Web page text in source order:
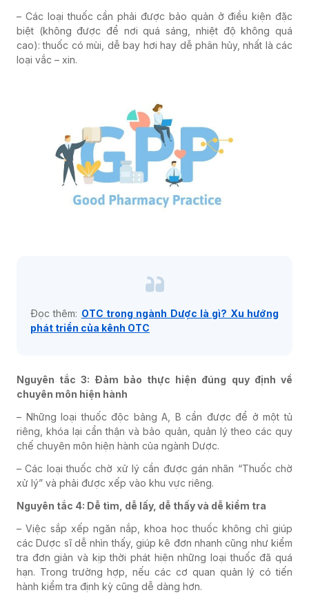
– Các loại thuốc cần phải được bảo quản ở điều kiện đặc
biệt (không được để nơi quá sáng, nhiệt độ không quá
cao): thuốc có mùi, dễ bay hơi hay dễ phân hủy, nhất là các
loại vắc – xin.
Đọc thêm: OTC trong ngành Dược là gì? Xu hướng
phát triển của kênh OTC
Nguyên tắc 3: Đảm bảo thực hiện đúng quy định về
chuyên môn hiện hành
– Những loại thuốc độc bảng A, B cần được để ở một tủ
riêng, khóa lại cẩn thận và bảo quản, quản lý theo các quy
chế chuyên môn hiện hành của ngành Dược.
– Các loại thuốc chờ xử lý cần được gán nhãn “Thuốc chờ
xử lý” và phải được xếp vào khu vực riêng.
Nguyên tắc 4: Dễ tìm, dễ lấy, dễ thấy và dễ kiểm tra
– Việc sắp xếp ngăn nắp, khoa học thuốc không chỉ giúp
các Dược sĩ dễ nhìn thấy, giúp kê đơn nhanh cũng như kiểm
tra đơn giản và kịp thời phát hiện những loại thuốc đã quá
hạn. Trong trường hợp, nếu các cơ quan quản lý có tiến
hành kiểm tra định kỳ cũng dễ dàng hơn.